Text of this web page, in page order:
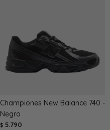
Championes New Balance 740 -
Negro
$ 5.790